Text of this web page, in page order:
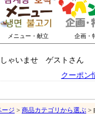
ゃいませ ゲストさん
クーポン
ージ > 商品カテゴリから選ぶ >